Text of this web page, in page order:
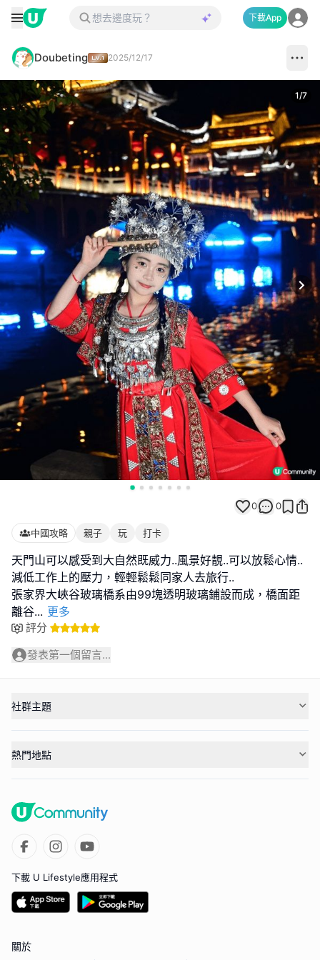
下載App
Doubeting 2025/12/17
1/7
0 0
中國攻略 親子 玩 打卡
天門山可以感受到大自然既威力..風景好靚..可以放鬆心情..
減低工作上的壓力，輕輕鬆鬆同家人去旅行..
張家界大峽谷玻璃橋系由99塊透明玻璃鋪設而成，橋面距
離谷... 更多
評分
發表第一個留言...
社群主題
熱門地點
下載 U Lifestyle應用程式
關於